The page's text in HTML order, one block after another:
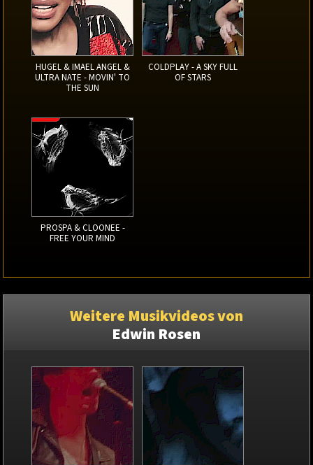
HUGEL & IMAEL ANGEL &
ULTRA NATE - MOVIN' TO
THE SUN
COLDPLAY - A SKY FULL
OF STARS
PROSPA & CLOONEE -
FREE YOUR MIND
Weitere Musikvideos von
Edwin Rosen